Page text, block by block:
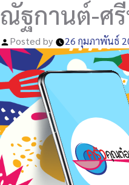
ณัฐกานต์-ศ
Posted by 26 กุมภาพันธ์